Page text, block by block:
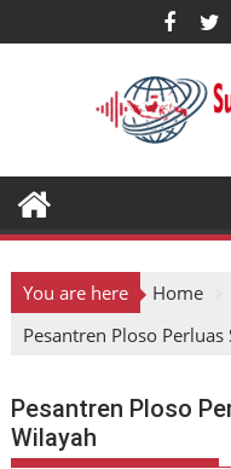
to
You are here Home
Pesantren Ploso
Pesantren Ploso
Wilayah